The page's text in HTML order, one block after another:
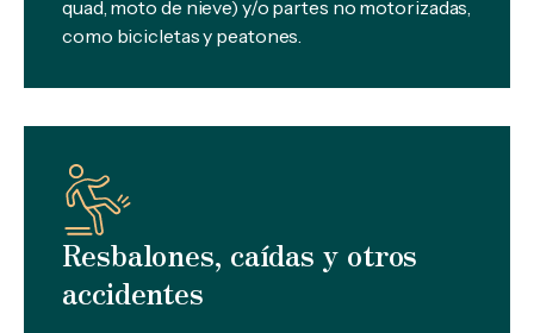
quad, moto de nieve) y/o partes no motorizadas,
como bicicletas y peatones.
Resbalones, caídas y otros
accidentes